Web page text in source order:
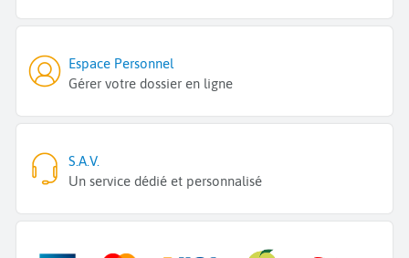
Espace Personnel
Gérer votre dossier en ligne
S.A.V.
Un service dédié et personnalisé